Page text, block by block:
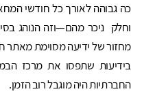
כה גבוהה לאורך כל חודשי
וחלק ניכר מהם—וזה הנוהג
מחזור של ידיעה מסוימת מאתר
בידיעות שתפסו את מרכז
החברתיות היה מוגבל רוב הזמן.